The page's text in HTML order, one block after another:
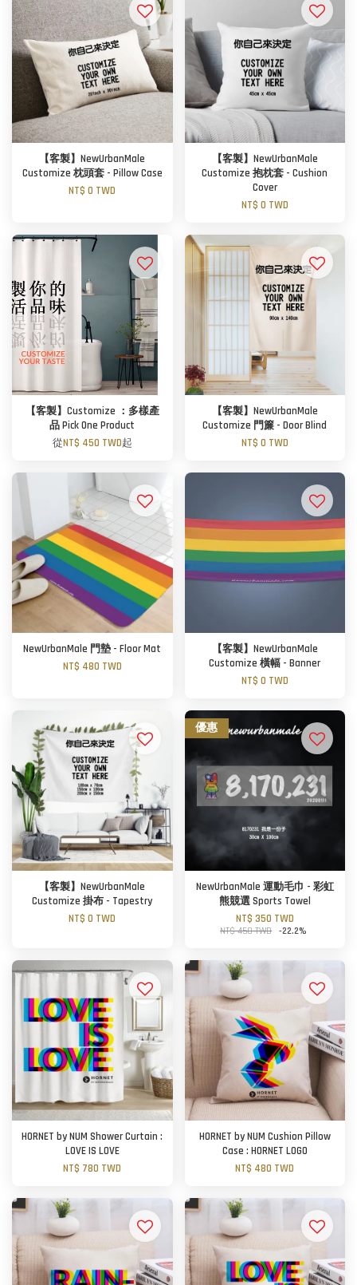
【客製】NewUrbanMale
Customize 枕頭套 - Pillow Case
NT$ 0 TWD
【客製】NewUrbanMale
Customize 抱枕套 - Cushion
Cover
NT$ 0 TWD
【客製】Customize ：多樣產
品 Pick One Product
從NT$ 450 TWD起
【客製】NewUrbanMale
Customize 門簾 - Door Blind
NT$ 0 TWD
NewUrbanMale 門墊 - Floor Mat
NT$ 480 TWD
【客製】NewUrbanMale
Customize 橫幅 - Banner
NT$ 0 TWD
【客製】NewUrbanMale
Customize 掛布 - Tapestry
NT$ 0 TWD
優惠
NewUrbanMale 運動毛巾 - 彩虹
熊競選 Sports Towel
NT$ 350 TWD
NT$ 450 TWD -22.2%
HORNET by NUM Shower Curtain :
LOVE IS LOVE
NT$ 780 TWD
HORNET by NUM Cushion Pillow
Case : HORNET LOGO
NT$ 480 TWD